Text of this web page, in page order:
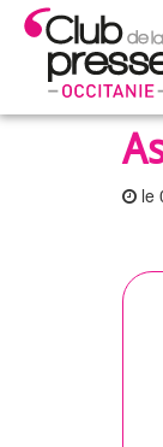
le